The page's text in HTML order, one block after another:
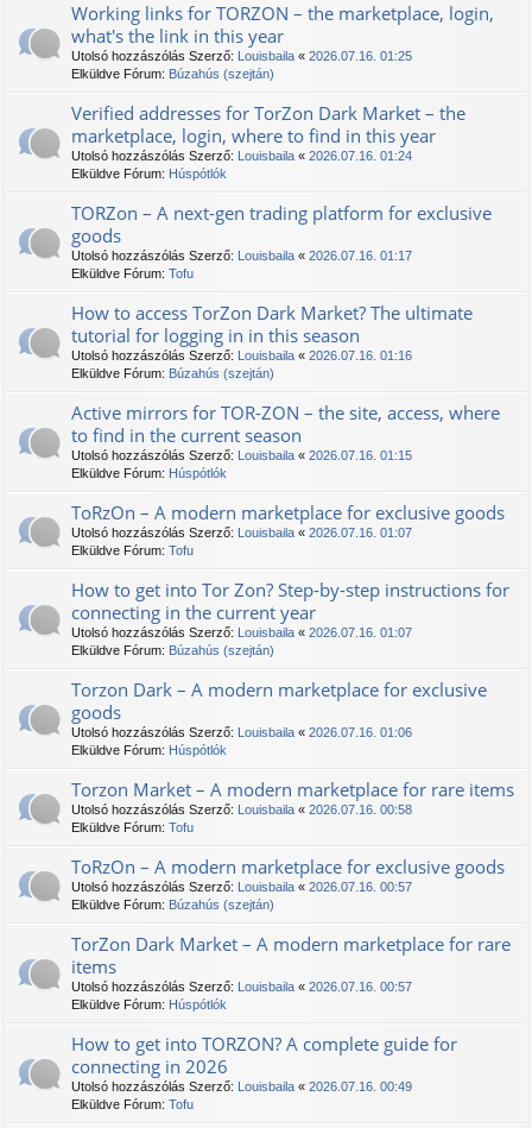
Working links for ТОRZON – the marketplace, login,
what's the link in this year
Utolsó hozzászólás Szerző: Louisbaila « 2026.07.16. 01:25
Elküldve Fórum: Búzahús (szejtán)
Verified addresses for TorZon Dark Market – the
marketplace, login, where to find in this year
Utolsó hozzászólás Szerző: Louisbaila « 2026.07.16. 01:24
Elküldve Fórum: Húspótlók
TORZon – A next-gen trading platform for exclusive
goods
Utolsó hozzászólás Szerző: Louisbaila « 2026.07.16. 01:17
Elküldve Fórum: Tofu
How to access TorZon Dark Market? The ultimate
tutorial for logging in in this season
Utolsó hozzászólás Szerző: Louisbaila « 2026.07.16. 01:16
Elküldve Fórum: Búzahús (szejtán)
Active mirrors for TOR-ZON – the site, access, where
to find in the current season
Utolsó hozzászólás Szerző: Louisbaila « 2026.07.16. 01:15
Elküldve Fórum: Húspótlók
TоRzOn – A modern marketplace for exclusive goods
Utolsó hozzászólás Szerző: Louisbaila « 2026.07.16. 01:07
Elküldve Fórum: Tofu
How to get into Tor Zon? Step-by-step instructions for
connecting in the current year
Utolsó hozzászólás Szerző: Louisbaila « 2026.07.16. 01:07
Elküldve Fórum: Búzahús (szejtán)
Torzon Dark – A modern marketplace for exclusive
goods
Utolsó hozzászólás Szerző: Louisbaila « 2026.07.16. 01:06
Elküldve Fórum: Húspótlók
Torzon Market – A modern marketplace for rare items
Utolsó hozzászólás Szerző: Louisbaila « 2026.07.16. 00:58
Elküldve Fórum: Tofu
TоRzOn – A modern marketplace for exclusive goods
Utolsó hozzászólás Szerző: Louisbaila « 2026.07.16. 00:57
Elküldve Fórum: Búzahús (szejtán)
TorZon Dark Market – A modern marketplace for rare
items
Utolsó hozzászólás Szerző: Louisbaila « 2026.07.16. 00:57
Elküldve Fórum: Húspótlók
How to get into ТОRZON? A complete guide for
connecting in 2026
Utolsó hozzászólás Szerző: Louisbaila « 2026.07.16. 00:49
Elküldve Fórum: Tofu